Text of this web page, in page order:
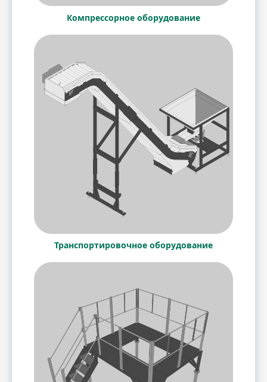
Компрессорное оборудование
Транспортировочное оборудование